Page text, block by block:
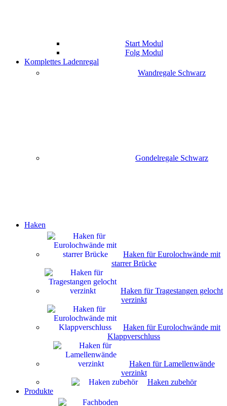
Start Modul
Folg Modul
Komplettes Ladenregal
Wandregale Schwarz
Gondelregale Schwarz
Haken
Haken für Eurolochwände mit
starrer Brücke
Haken für Tragestangen gelocht
verzinkt
Haken für Eurolochwände mit
Klappverschluss
Haken für Lamellenwände
verzinkt
Haken zubehör
Produkte